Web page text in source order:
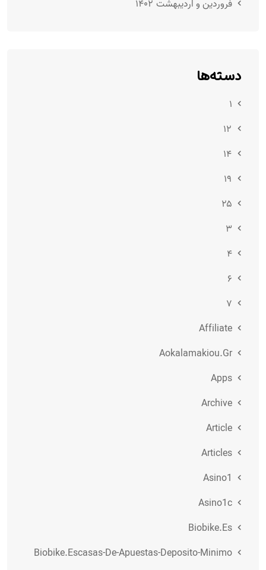
فروردین و اردیبهشت ۱۴۰۲
دسته‌ها
۱
۱۲
۱۴
۱۹
۲۵
۳
۴
۶
۷
Affiliate
Aokalamakiou.gr
Apps
Archive
Article
Articles
Asino1
Asino1c
Biobike.es
Biobike.escasas-De-Apuestas-Deposito-Minimo